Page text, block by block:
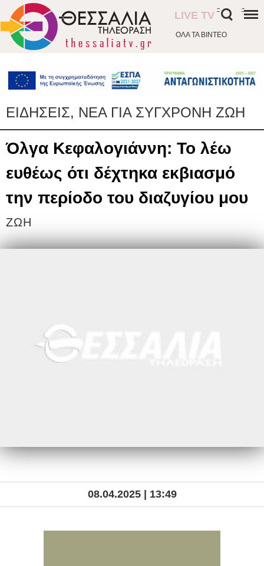
ΟΛΑ ΤΑ ΒΙΝΤΕΟ
LIVE TV
- -
ΕΙΔΗΣΕΙΣ, ΝΕΑ ΓΙΑ ΣΥΓΧΡΟΝΗ ΖΩΗ
Όλγα Κεφαλογιάννη: Το λέω
ευθέως ότι δέχτηκα εκβιασμό
την περίοδο του διαζυγίου μου
ΖΩΗ
08.04.2025 | 13:49